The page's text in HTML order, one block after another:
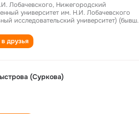
Лобачевского, Нижегородский
университет им. Н.И. Лобачевского
исследовательский университет) (бывш.
друзья
(Суркова)